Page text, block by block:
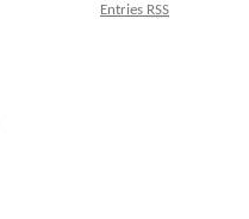
Entries RSS